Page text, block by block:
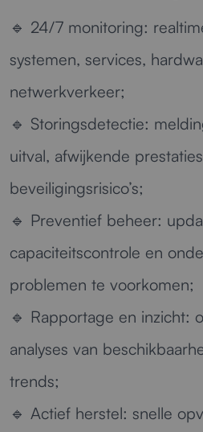
🔹 24/7 monitoring:
systemen, services,
netwerkverkeer;
🔹 Storingsdetectie:
uitval, afwijkende
beveiligingsrisico’s;
🔹 Preventief beheer:
capaciteitscontrole en
problemen te voorkomen;
🔹 Rapportage en inzicht:
analyses van
trends;
🔹 Actief herstel: snelle